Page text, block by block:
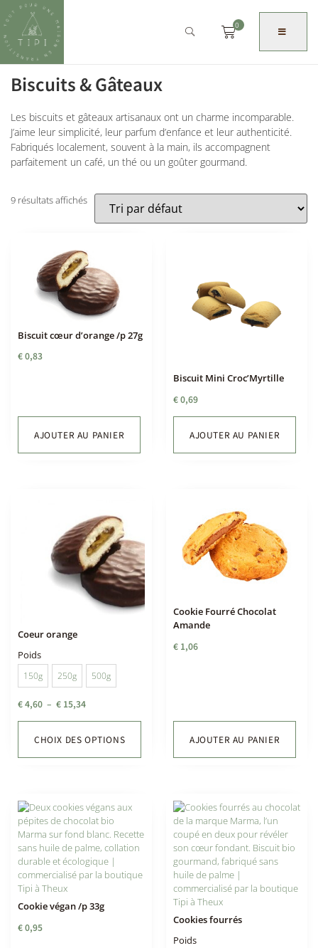
0
Biscuits & Gâteaux
Les biscuits et gâteaux artisanaux ont un charme incomparable.
J’aime leur simplicité, leur parfum d’enfance et leur authenticité.
Fabriqués localement, souvent à la main, ils accompagnent
parfaitement un café, un thé ou un goûter gourmand.
9 résultats affichés
Biscuit cœur d’orange /p 27g
€0,83
AJOUTER AU PANIER
Biscuit Mini Croc’Myrtille
€0,69
AJOUTER AU PANIER
Coeur orange
Poids
150g 250g 500g
€4,60 – € 15,34
CHOIX DES OPTIONS
Cookie Fourré Chocolat
Amande
€ 1,06
AJOUTER AU PANIER
Cookie végan /p 33g
€0,95
Cookies fourrés
Poids